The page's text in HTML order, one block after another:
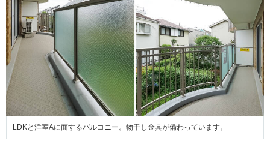
LDKと洋室Aに面するバルコニー。物干し金具が備わっています。